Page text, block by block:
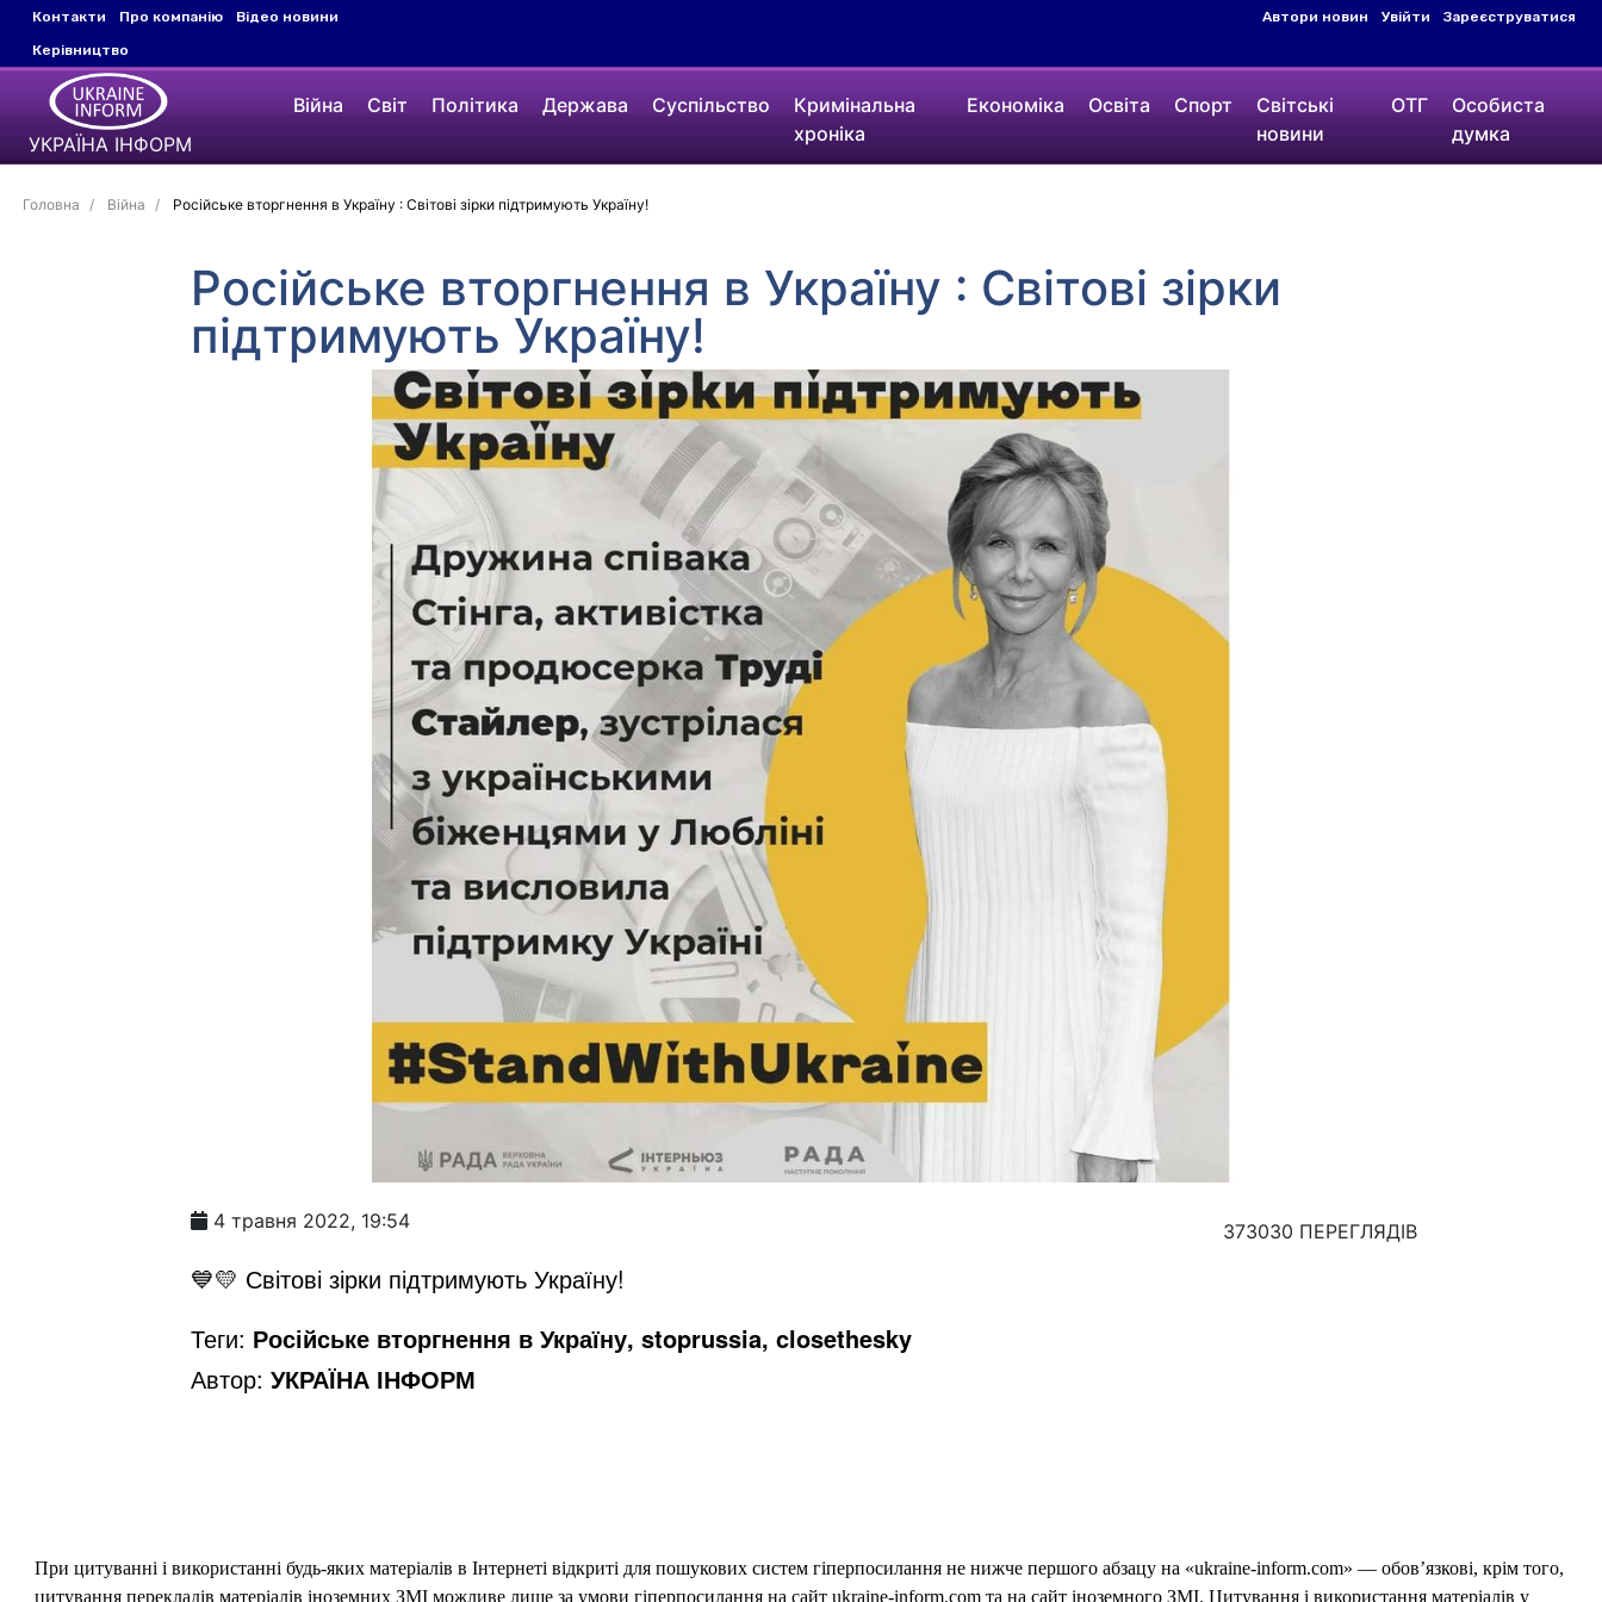
Контакти Про компанію
Відео новини
Керівництво
Автори новин Увійти Зареєструватися
УКРАЇНА ІНФОРМ
Війна Світ Політика Держава Суспільство
Кримінальна
хроніка
Економіка Освіта Спорт
Світські
новини
ОТГ
Особиста
думка
Головна Війна Російське вторгнення в Україну : Світові зірки підтримують Україну!
Російське вторгнення в Україну : Світові зірки
підтримують Україну!
4 травня 2022, 19:54 373030 ПЕРЕГЛЯДІВ
💙💛 Світові зірки підтримують Україну!
Теги: Російське вторгнення в Україну, stoprussia, closethesky
Автор: УКРАЇНА ІНФОРМ
При цитуванні і використанні будь-яких матеріалів в Інтернеті відкриті для пошукових систем гіперпосилання не нижче першого абзацу на «ukraine-inform.com» — обов’язкові, крім того,
цитування перекладів матеріалів іноземних ЗМІ можливе лише за умови гіперпосилання на сайт ukraine-inform.com та на сайт іноземного ЗМІ. Цитування і використання матеріалів у